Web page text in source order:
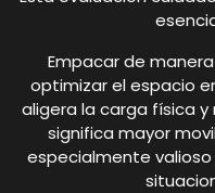
Empacar de
optimizar el espacio
aligera la carga física y
significa mayor
especialmente